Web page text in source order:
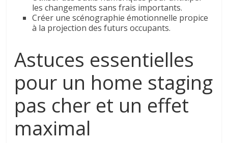
les changements sans frais importants.
Créer une scénographie émotionnelle propice
à la projection des futurs occupants.
Astuces essentielles
pour un home staging
pas cher et un effet
maximal